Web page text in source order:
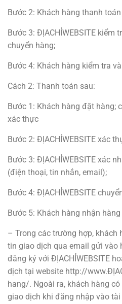
Bước 2: Khách hàng thanh
Bước 3: ĐỊACHỈWEBSITE kiểm
chuyển hàng;
Bước 4: Khách hàng kiểm tra
Cách 2: Thanh toán sau:
Bước 1: Khách hàng đặt hàng;
xác thực
Bước 2: ĐỊACHỈWEBSITE xác
Bước 3: ĐỊACHỈWEBSITE xác
(điện thoại, tin nhắn, email);
Bước 4: ĐỊACHỈWEBSITE
Bước 5: Khách hàng nhận
– Trong các trường hợp, khách
tin giao dịch qua email gửi vào
đăng ký với ĐỊACHỈWEBSITE
dịch tại website http://
hang/. Ngoài ra, khách hàng
giao dịch khi đăng nhập vào